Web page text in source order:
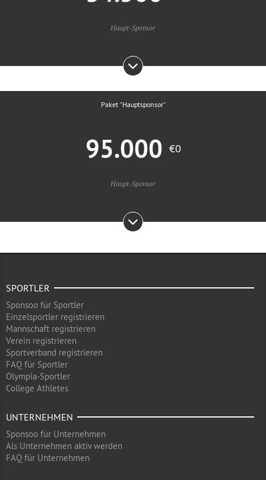
Haupt-Sponsor
Paket "Hauptsponsor"
95.000 €0
Haupt-Sponsor
SPORTLER
Sponsoo für Sportler
Einzelsportler registrieren
Mannschaft registrieren
Verein registrieren
Sportverband registrieren
FAQ für Sportler
Olympia-Sportler
College Athletes
UNTERNEHMEN
Sponsoo für Unternehmen
Als Unternehmen aktiv werden
FAQ für Unternehmen